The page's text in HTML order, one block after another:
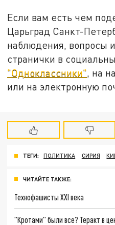
Если вам есть чем
Царьград Санкт-
наблюдения, вопросы
странички в
"Одноклассники", на
или на электронную
ТЕГИ: ПОЛИТИКА СИРИЯ
ЧИТАЙТЕ ТАКЖЕ:
Технофашисты XXI века
"Кротами" были все? Теракт в